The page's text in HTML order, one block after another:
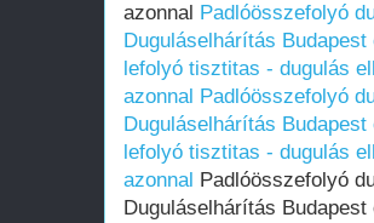
azonnal Padlóösszefolyó
Duguláselhárítás
lefolyó tisztitas - dugulás
azonnal Padlóösszefolyó
Duguláselhárítás
lefolyó tisztitas - dugulás
azonnal Padlóösszefolyó
Duguláselhárítás